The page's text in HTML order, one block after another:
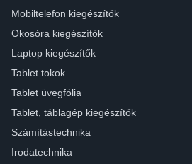
Mobiltelefon kiegészítők
Okosóra kiegészítők
Laptop kiegészítők
Tablet tokok
Tablet üvegfólia
Tablet, táblagép kiegészítők
Számítástechnika
Irodatechnika